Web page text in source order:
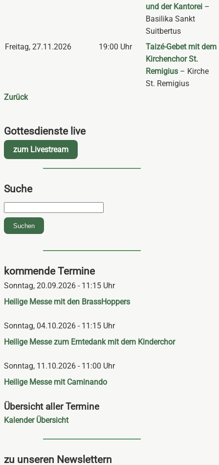
und der Kantorei –
Basilika Sankt
Suitbertus
Freitag, 27.11.2026 19:00 Uhr
Taizé-Gebet mit dem
Kirchenchor St.
Remigius – Kirche
St. Remigius
Zurück
Gottesdienste live
zum Livestream
Suche
Suchen
kommende Termine
Sonntag, 20.09.2026 - 11:15 Uhr
Heilige Messe mit den BrassHoppers
Sonntag, 04.10.2026 - 11:15 Uhr
Heilige Messe zum Erntedank mit dem Kinderchor
Sonntag, 11.10.2026 - 11:00 Uhr
Heilige Messe mit Caminando
Übersicht aller Termine
Navigation
Kalender Übersicht
zu unseren Newslettern